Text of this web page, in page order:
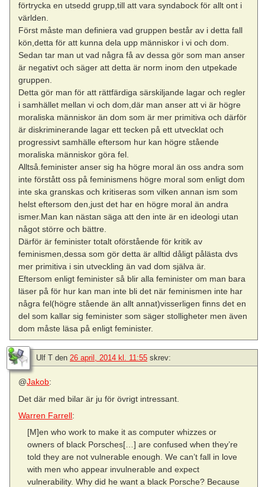
förtrycka en utsedd grupp,till att vara syndabock för allt ont i
världen.
Först måste man definiera vad gruppen består av i detta fall
kön,detta för att kunna dela upp människor i vi och dom.
Sedan tar man ut vad några få av dessa gör som man anser
är negativt och säger att detta är norm inom den utpekade
gruppen.
Detta gör man för att rättfärdiga särskiljande lagar och regler
i samhället mellan vi och dom,där man anser att vi är högre
moraliska människor än dom som är mer primitiva och därför
är diskriminerande lagar ett tecken på ett utvecklat och
progressivt samhälle eftersom hur kan högre stående
moraliska människor göra fel.
Alltså.feminister anser sig ha högre moral än oss andra som
inte förstått oss på feminismens högre moral som enligt dom
inte ska granskas och kritiseras som vilken annan ism som
helst eftersom den,just det har en högre moral än andra
ismer.Man kan nästan säga att den inte är en ideologi utan
något större och bättre.
Därför är feminister totalt oförstående för kritik av
feminismen,dessa som gör detta är alltid dåligt pålästa dvs
mer primitiva i sin utveckling än vad dom själva är.
Eftersom enligt feminister så blir alla feminister om man bara
läser på för hur kan man inte bli det när feminismen inte har
några fel(högre stående än allt annat)visserligen finns det en
del som kallar sig feminister som säger stolligheter men även
dom måste läsa på enligt feminister.
Ulf T den 26 april, 2014 kl. 11:55 skrev:
@Jakob:
Det där med bilar är ju för övrigt intressant.
Warren Farrell:
[M]en who work to make it as computer whizzes or
owners of black Porsches[…] are confused when they’re
told they are not vulnerable enough. We can’t fall in love
with men who appear invulnerable and expect
vulnerability. Why did he want a black Porsche? Because